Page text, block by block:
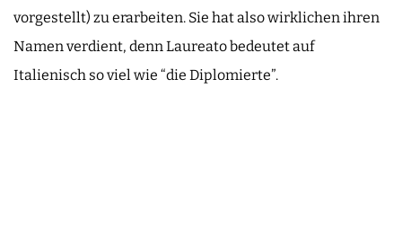
vorgestellt) zu erarbeiten. Sie hat also wirklichen ihren
Namen verdient, denn Laureato bedeutet auf
Italienisch so viel wie “die Diplomierte”.